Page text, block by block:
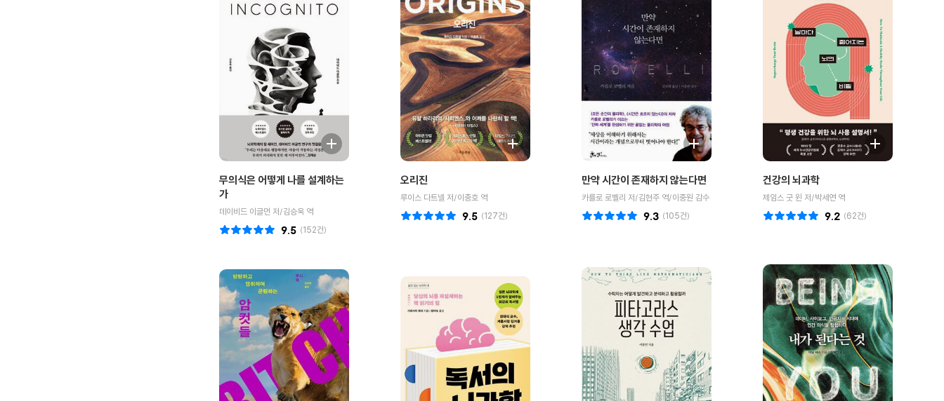
무의식은 어떻게 나를 설계하는
가
데이비드 이글먼 저/김승욱 역
(152건)
9.5
오리진
루이스 다트넬 저/이충호 역
(127건)
9.5
만약 시간이 존재하지 않는다면
카를로 로벨리 저/김현주 역/이중원 감수
(105건)
9.3
건강의 뇌과학
제임스 굿 윈 저/박세연 역
(62건)
9.2